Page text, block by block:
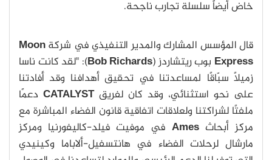
خاض أيضاً سلسلة تجارب ناجحة.
قال المؤسس المشارك والمدير التنفيذي في شركةMoon
Express بوب ريتشاردز (Bob Richards): "لقد كانت ناسا
زميلًا سبّاقًا لمساعدتنا في تحقيق أهدافنا وقد أفادتنا
على نحو استثنائي، وقد كان لفريقCATALYST دعمًا
ملفتًا لشراكتنا ولعلاقات اتفاقية قانون الفضاء المباشرة مع
مركز أبحاث Ames في موفيت فيلد-كاليفورنيا ومركز
مارشال لرحلات الفضاء في هانتسفيل-ألاباما وكينيدي